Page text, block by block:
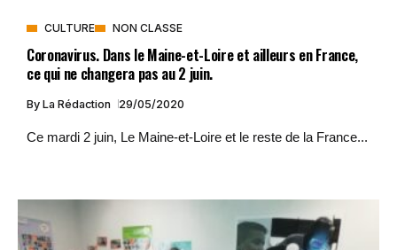
CULTURE NON CLASSE
Coronavirus. Dans le Maine-et-Loire et ailleurs en France,
ce qui ne changera pas au 2 juin.
By La Rédaction 29/05/2020
Ce mardi 2 juin, Le Maine-et-Loire et le reste de la France...